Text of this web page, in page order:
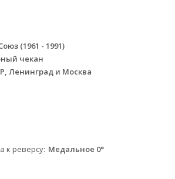
(1961 - 1991)
чекан
Ленинград и Москва
к реверсу Медальное 0°